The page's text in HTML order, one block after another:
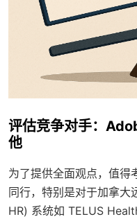
评估竞争对手：
他
为了提供全面观点，值
同行，特别是对于加拿大
HR) 系统如 TELUS